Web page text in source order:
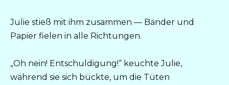
Julie stieß mit ihm zusammen — Bänder und
Papier fielen in alle Richtungen.
„Oh nein! Entschuldigung!“ keuchte Julie,
während sie sich bückte, um die Tüten